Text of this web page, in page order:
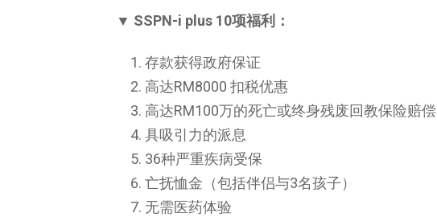
▼ SSPN-i plus 10项福利：
存款获得政府保证
高达RM8000 扣税优惠
高达RM100万的死亡或终身残废回教保险赔偿
具吸引力的派息
36种严重疾病受保
亡抚恤金（包括伴侣与3名孩子）
无需医药体验